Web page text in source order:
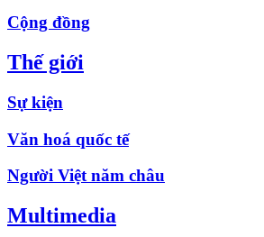
Cộng đồng
Thế giới
Sự kiện
Văn hoá quốc tế
Người Việt năm châu
Multimedia